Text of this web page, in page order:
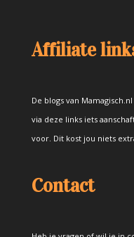
Affiliate
De blogs van
via deze links iets
voor. Dit kost jou niets
Contact